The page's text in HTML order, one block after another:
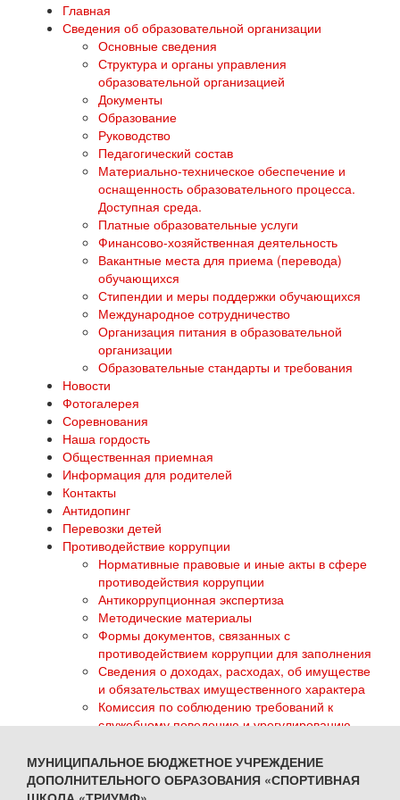
Главная
Сведения об образовательной организации
Основные сведения
Структура и органы управления
образовательной организацией
Документы
Образование
Руководство
Педагогический состав
Материально-техническое обеспечение и
оснащенность образовательного процесса.
Доступная среда.
Платные образовательные услуги
Финансово-хозяйственная деятельность
Вакантные места для приема (перевода)
обучающихся
Стипендии и меры поддержки обучающихся
Международное сотрудничество
Организация питания в образовательной
организации
Образовательные стандарты и требования
Новости
Фотогалерея
Соревнования
Наша гордость
Общественная приемная
Информация для родителей
Контакты
Антидопинг
Перевозки детей
Противодействие коррупции
Нормативные правовые и иные акты в сфере
противодействия коррупции
Антикоррупционная экспертиза
Методические материалы
Формы документов, связанных с
противодействием коррупции для заполнения
Сведения о доходах, расходах, об имуществе
и обязательствах имущественного характера
Комиссия по соблюдению требований к
служебному поведению и урегулированию
Обратная связь для сообщений о фактах
коррупции
ГТО
МУНИЦИПАЛЬНОЕ БЮДЖЕТНОЕ УЧРЕЖДЕНИЕ
ДОПОЛНИТЕЛЬНОГО ОБРАЗОВАНИЯ «СПОРТИВНАЯ